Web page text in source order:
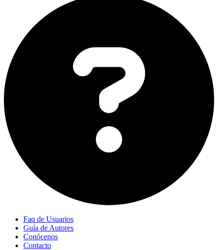
Faq de Usuarios
Guía de Autores
Conócenos
Contacto